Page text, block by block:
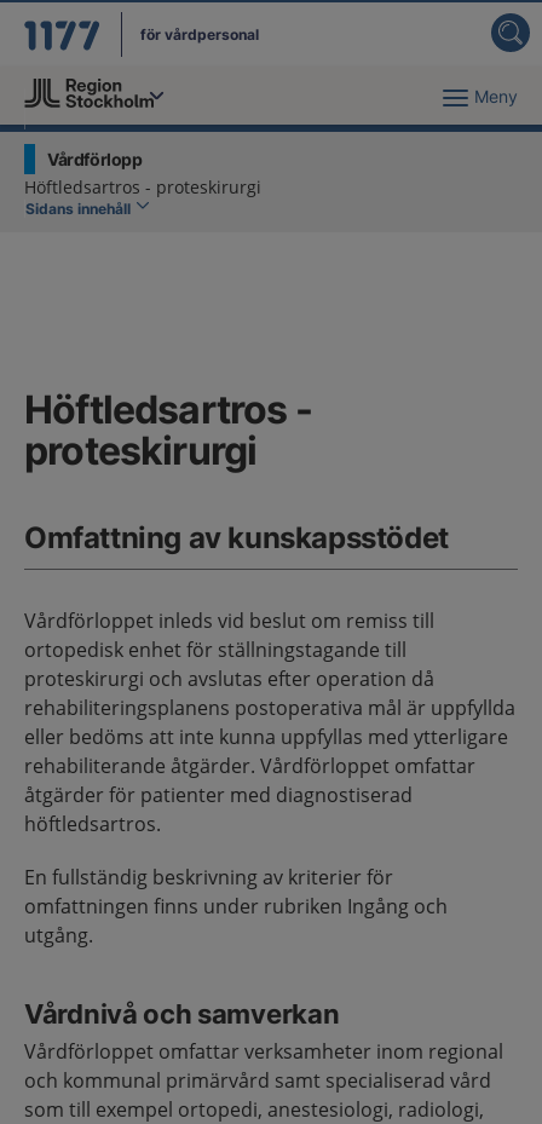
för vårdpersonal
Du har valt region Meny
Vårdförlopp
Höftledsartros - proteskirurgi
Sidans innehåll
Höftledsartros -
proteskirurgi
Omfattning av kunskapsstödet
Vårdförloppet inleds vid beslut om remiss till
ortopedisk enhet för ställningstagande till
proteskirurgi och avslutas efter operation då
rehabiliteringsplanens postoperativa mål är uppfyllda
eller bedöms att inte kunna uppfyllas med ytterligare
rehabiliterande åtgärder. Vårdförloppet omfattar
åtgärder för patienter med diagnostiserad
höftledsartros.
En fullständig beskrivning av kriterier för
omfattningen finns under rubriken Ingång och
utgång.
Vårdnivå och samverkan
Vårdförloppet omfattar verksamheter inom regional
och kommunal primärvård samt specialiserad vård
som till exempel ortopedi, anestesiologi, radiologi,